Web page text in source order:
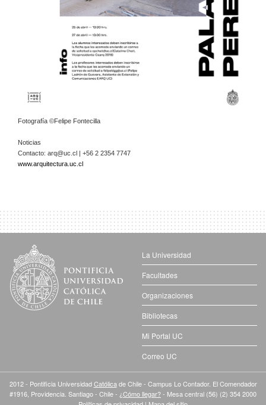
Fotografía ©Felipe Fontecilla
Noticias
Contacto: arq@uc.cl
| +56 2 2354 7747
www.arquitectura.uc.cl
La Universidad
Facultades
Organizaciones
Bibliotecas
Mi Portal UC
Correo UC
2012 - Pontificia UniversidadCatólicade Chile - Campus Lo Contador. El Comendador
#1916, Providencia. Santiago - Chile - ¿Cómo llegar?- Mesa central (56) (2) 354 2000